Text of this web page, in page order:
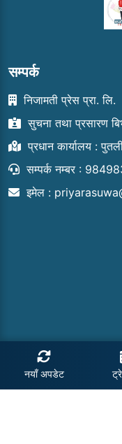
सम्पर्क
निजामती प्रेस प्रा. लि.
सुचना तथा प्रसारण
प्रधान कार्यालय :
सम्पर्क नम्बर :
इमेल :
नयाँ अपडेट